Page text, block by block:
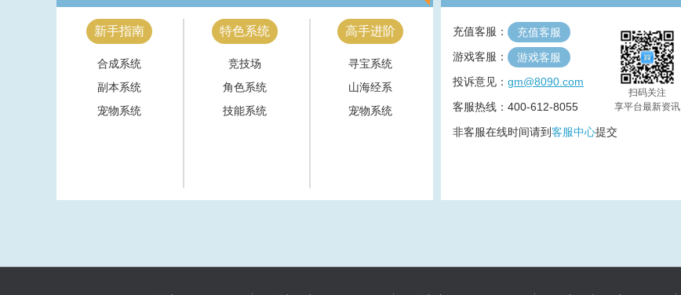
新手指南
合成系统
副本系统
宠物系统
特色系统
竞技场
角色系统
技能系统
高手进阶
寻宝系统
山海经系
宠物系统
充值客服：
充值客服
游戏客服：
游戏客服
投诉意见： gm@8090.com
客服热线：400-612-8055
非客服在线时间请到客服中心提交
扫码关注
享平台最新资讯